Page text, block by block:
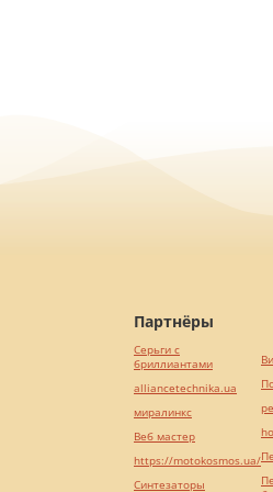
Партнёры
Серьги с
бриллиантами
alliancetechnika.ua
миралинкс
Веб мастер
https://motokosmos.ua/
Синтезаторы